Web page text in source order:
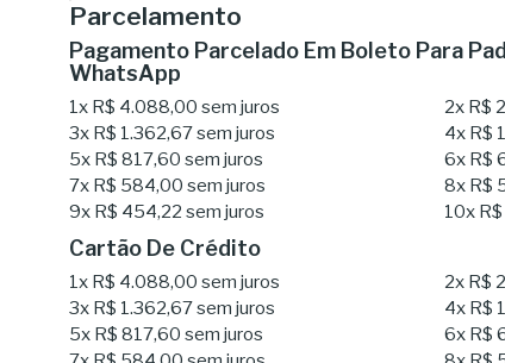
Parcelamento
Pagamento Parcelado Em Boleto Para
WhatsApp
1x R$ 4.088,00 sem juros 2x R$
3x R$ 1.362,67sem juros 4x R$
5x R$ 817,60 sem juros 6x R$
7x R$ 584,00 sem juros 8x R$
9x R$ 454,22 sem juros 10x
Cartão De Crédito
1x R$ 4.088,00 sem juros 2x R$
3x R$ 1.362,67sem juros 4x R$
5x R$ 817,60 sem juros 6x R$